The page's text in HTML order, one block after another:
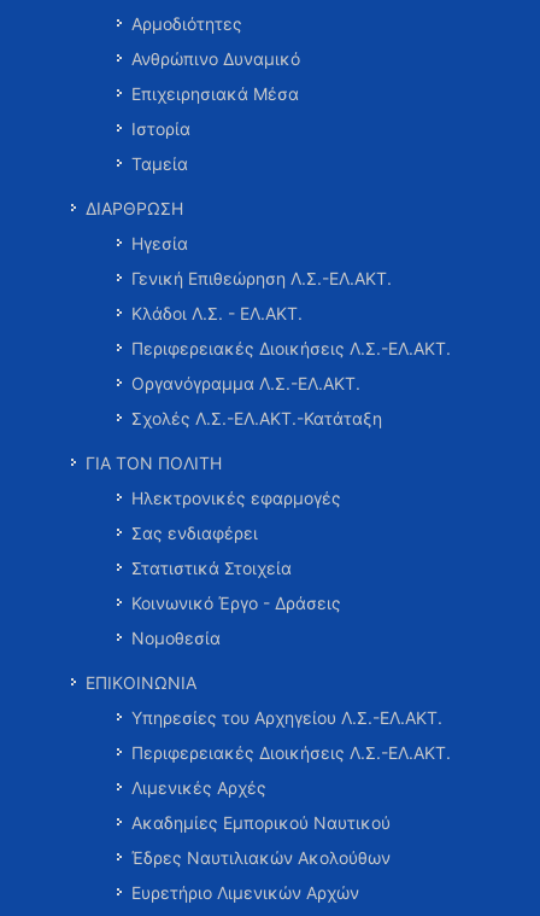
Αρμοδιότητες
Ανθρώπινο Δυναμικό
Επιχειρησιακά Μέσα
Ιστορία
Ταμεία
ΔΙΑΡΘΡΩΣΗ
Ηγεσία
Γενική Επιθεώρηση Λ.Σ.-ΕΛ.ΑΚΤ.
Κλάδοι Λ.Σ. - ΕΛ.ΑΚΤ.
Περιφερειακές Διοικήσεις Λ.Σ.-ΕΛ.ΑΚΤ.
Οργανόγραμμα Λ.Σ.-ΕΛ.ΑΚΤ.
Σχολές Λ.Σ.-ΕΛ.ΑΚΤ.-Κατάταξη
ΓΙΑ ΤΟΝ ΠΟΛΙΤΗ
Ηλεκτρονικές εφαρμογές
Σας ενδιαφέρει
Στατιστικά Στοιχεία
Κοινωνικό Έργο - Δράσεις
Νομοθεσία
ΕΠΙΚΟΙΝΩΝΙΑ
Υπηρεσίες του Αρχηγείου Λ.Σ.-ΕΛ.ΑΚΤ.
Περιφερειακές Διοικήσεις Λ.Σ.-ΕΛ.ΑΚΤ.
Λιμενικές Αρχές
Ακαδημίες Εμπορικού Ναυτικού
Έδρες Ναυτιλιακών Ακολούθων
Ευρετήριο Λιμενικών Αρχών